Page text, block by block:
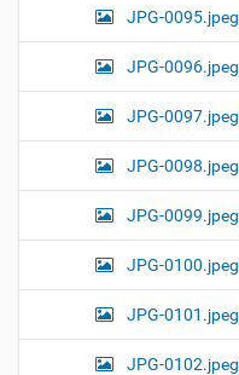
JPG-0095.jpeg
JPG-0096.jpeg
JPG-0097.jpeg
JPG-0098.jpeg
JPG-0099.jpeg
JPG-0100.jpeg
JPG-0101.jpeg
JPG-0102.jpeg